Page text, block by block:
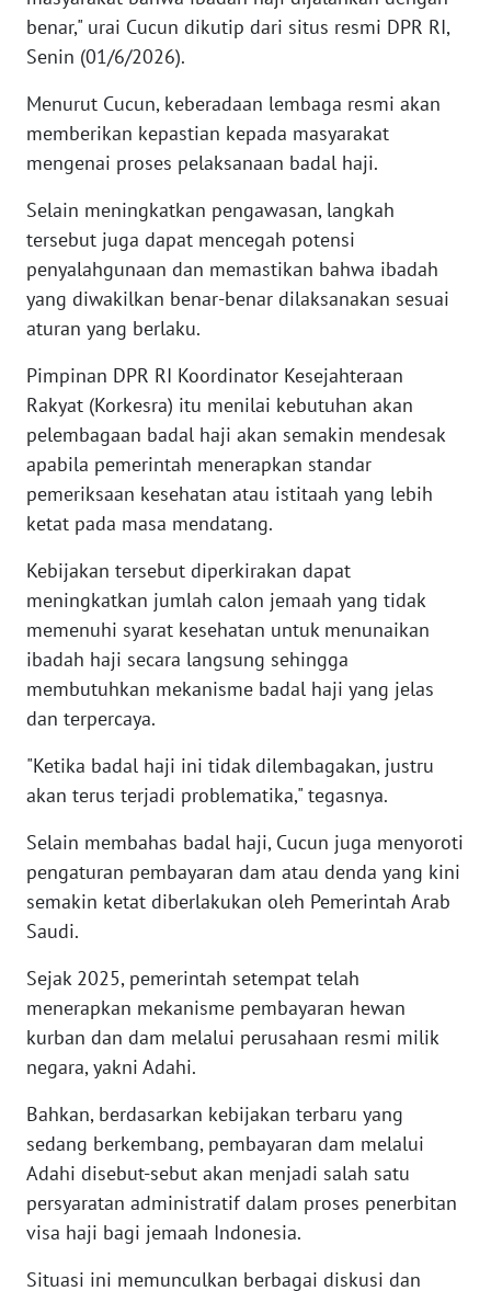
benar," urai Cucun dikutip dari situs resmi DPR RI,
Senin (01/6/2026).
Menurut Cucun, keberadaan lembaga resmi akan
memberikan kepastian kepada masyarakat
mengenai proses pelaksanaan badal haji.
Selain meningkatkan pengawasan, langkah
tersebut juga dapat mencegah potensi
penyalahgunaan dan memastikan bahwa ibadah
yang diwakilkan benar-benar dilaksanakan sesuai
aturan yang berlaku.
Pimpinan DPR RI Koordinator Kesejahteraan
Rakyat (Korkesra) itu menilai kebutuhan akan
pelembagaan badal haji akan semakin mendesak
apabila pemerintah menerapkan standar
pemeriksaan kesehatan atau istitaah yang lebih
ketat pada masa mendatang.
Kebijakan tersebut diperkirakan dapat
meningkatkan jumlah calon jemaah yang tidak
memenuhi syarat kesehatan untuk menunaikan
ibadah haji secara langsung sehingga
membutuhkan mekanisme badal haji yang jelas
dan terpercaya.
"Ketika badal haji ini tidak dilembagakan, justru
akan terus terjadi problematika," tegasnya.
Selain membahas badal haji, Cucun juga menyoroti
pengaturan pembayaran dam atau denda yang kini
semakin ketat diberlakukan oleh Pemerintah Arab
Saudi.
Sejak 2025, pemerintah setempat telah
menerapkan mekanisme pembayaran hewan
kurban dan dam melalui perusahaan resmi milik
negara, yakni Adahi.
Bahkan, berdasarkan kebijakan terbaru yang
sedang berkembang, pembayaran dam melalui
Adahi disebut-sebut akan menjadi salah satu
persyaratan administratif dalam proses penerbitan
visa haji bagi jemaah Indonesia.
Situasi ini memunculkan berbagai diskusi dan
KEPRI
PAPUA
WN
BARAT
WN
RIAU
SERAMBI
WN
SULTRA
WN
NTB
WN
SULTENG
SULBAR
WN
BABEL
WN
SUMBAR
SUMSEL
WN
WN
LAMPUNG
WN